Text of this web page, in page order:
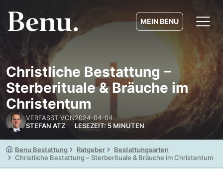
MEIN BENU
Christliche Bestattung –
Sterberituale & Bräuche im
Christentum
VERFASST VON
STEFAN ATZ
2024-04-04
LESEZEIT: 5 MINUTEN
Benu Bestattung Ratgeber
Bestattungsarten
Christliche Bestattung – Sterberituale & Bräuche im Christentum